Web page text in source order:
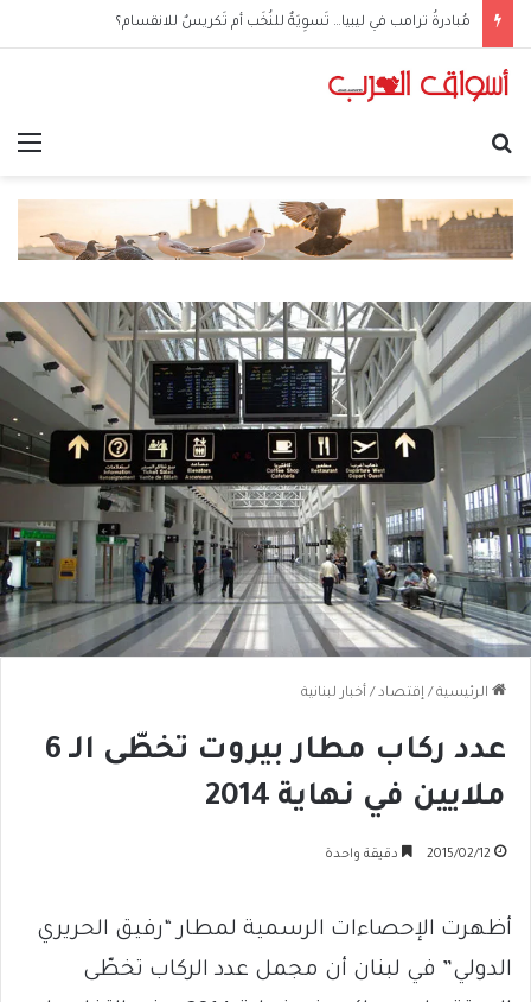
مُبادرةُ ترامب في ليبيا… تَسوِيَةٌ للنُخَب أم تَكريسٌ للانقسام؟
الرئيسية / إقتصاد / أخبار لبنانية
عدد ركاب مطار بيروت تخطّى الـ 6
ملايين في نهاية 2014
2015/02/12 دقيقة واحدة
أظهرت الإحصاءات الرسمية لمطار “رفيق الحريري
الدولي” في لبنان أن مجمل عدد الركاب تخطّى